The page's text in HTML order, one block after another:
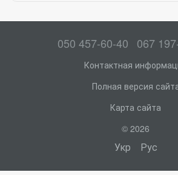
050 457-60-40 067
Контактная
Полная версия
Карта сайта
© 2026
Укр Рус